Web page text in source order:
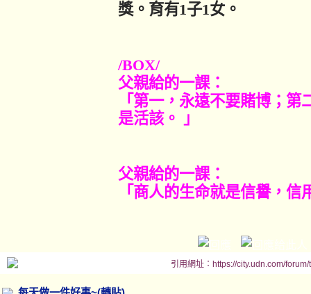
獎。育有1子1女。
/BOX/
父親給的一課：
「第一，永遠不要賭博；
是活該。
」
父親給的一課：
「商人的生命就是信譽，信
引用網址：https://city.udn.com/